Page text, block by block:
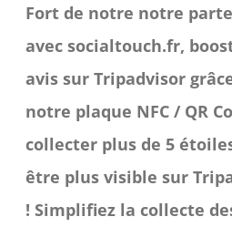
la
page
produit
Fort de notre notre
avec socialtouch.fr,
avis sur Tripadvisor
notre plaque NFC / QR
collecter plus de 5
être plus visible sur
! Simplifiez la collecte